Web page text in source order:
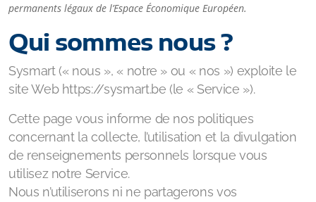
permanents légaux de l’Espace Économique Européen.
Qui sommes nous ?
Sysmart (« nous », « notre » ou « nos ») exploite le
site Web https://sysmart.be (le « Service »).
Cette page vous informe de nos politiques
concernant la collecte, l’utilisation et la divulgation
de renseignements personnels lorsque vous
utilisez notre Service.
Nous n’utiliserons ni ne partagerons vos